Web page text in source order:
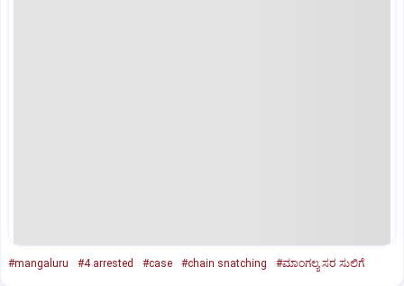
#mangaluru #4 arrested #case #chain snatching #ಮಾಂಗಲ್ಯ ಸರ ಸುಲಿಗೆ